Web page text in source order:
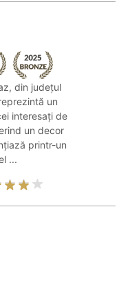
din județul
un
interesați de
un decor
printr-un
...